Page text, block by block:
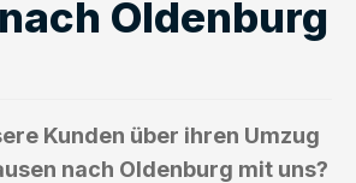
Oldenburg
Kunden über ihren Umzug
nach Oldenburg mit uns?